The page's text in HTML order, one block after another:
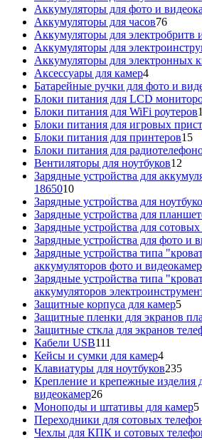
Аккумуляторы для фото и
Аккумуляторы для часов7676
Аккумуляторы для электробритв
Аккумуляторы для
Аккумуляторы для электронных
Аксессуары для камер44
товара
Батарейные ручки для фото и
Блоки питания для LCD
Блоки питания для WiFi роутеров
Блоки питания для игровых
Блоки питания для принтеров1515
Блоки питания для
Вентиляторы для ноутбуков12
Зарядные устройства для
186501010
товаров
Зарядные устройства для
Зарядные устройства для
Зарядные устройства для
Зарядные устройства для фото и
Зарядные устройства типа
аккумуляторов фото и видеокамер
Зарядные устройства типа
аккумуляторов
Защитные корпуса для камер55
Защитные пленки для экранов
Защитные сткла для экранов
Кабели USB111
товаров
Кейсы и сумки для камер44
товара
Клавиатуры для ноутбуков235235
Крепление и крепежные изделия
видеокамер2626
товаров
Моноподы и штативы для камер55
Переходники для сотовых
Чехлы для КПК и сотовых